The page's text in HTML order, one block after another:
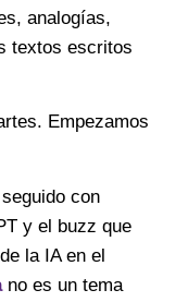
analogías,
textos escritos
Empezamos
con
y el buzz que
la IA en el
no es un tema